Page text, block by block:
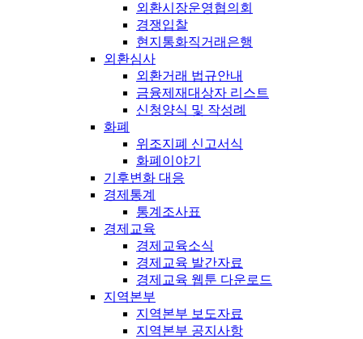
외환시장운영협의회
경쟁입찰
현지통화직거래은행
외환심사
외환거래 법규안내
금융제재대상자 리스트
신청양식 및 작성례
화폐
위조지폐 신고서식
화폐이야기
기후변화 대응
경제통계
통계조사표
경제교육
경제교육소식
경제교육 발간자료
경제교육 웹툰 다운로드
지역본부
지역본부 보도자료
지역본부 공지사항